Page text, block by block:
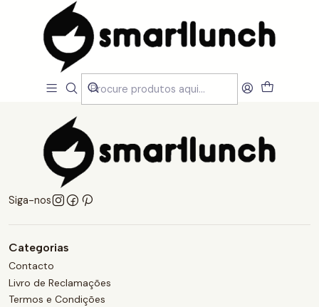
teste
Siga-nos
Categorias
Contacto
Livro de Reclamações
Termos e Condições